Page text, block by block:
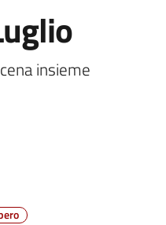
insieme